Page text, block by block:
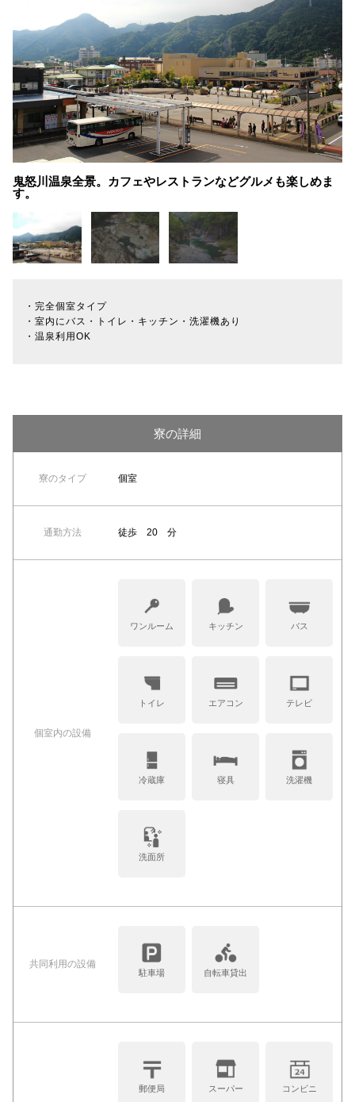
鬼怒川温泉全景。カフェやレストランなどグルメも楽しめま
す。
・完全個室タイプ
・室内にバス・トイレ・キッチン・洗濯機あり
・温泉利用OK
寮の詳細
寮のタイプ 個室
通勤方法 徒歩 20 分
個室内の設備
ワンルーム キッチン バス
トイレ エアコン テレビ
冷蔵庫 寝具 洗濯機
洗面所
共同利⽤の設備
駐車場 自転車貸出
郵便局 スーパー コンビニ